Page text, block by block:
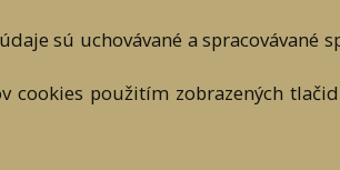
sú uchovávané a spracovávané
použitím zobrazených